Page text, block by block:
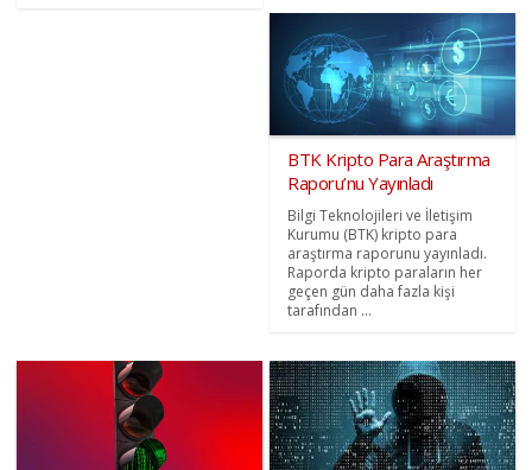
BTK Kripto Para Araştırma
Raporu’nu Yayınladı
Bilgi Teknolojileri ve İletişim
Kurumu (BTK) kripto para
araştırma raporunu yayınladı.
Raporda kripto paraların her
geçen gün daha fazla kişi
tarafından ...